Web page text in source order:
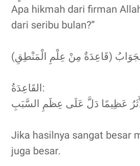
Apa hikmah dari firman
dari seribu bulan?”
(قَاعِدَةٌ مِنْ عِلْمِ الْمَنْطِقِ)
القَاعِدَةُ:
Jika hasilnya sangat besar
juga besar.